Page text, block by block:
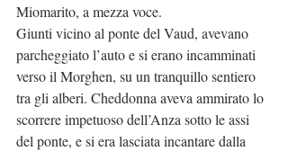
Miomarito, a mezza voce.
Giunti vicino al ponte del Vaud, avevano
parcheggiato l’auto e si erano incamminati
verso il Morghen, su un tranquillo sentiero
tra gli alberi. Cheddonna aveva ammirato lo
scorrere impetuoso dell’Anza sotto le assi
del ponte, e si era lasciata incantare dalla